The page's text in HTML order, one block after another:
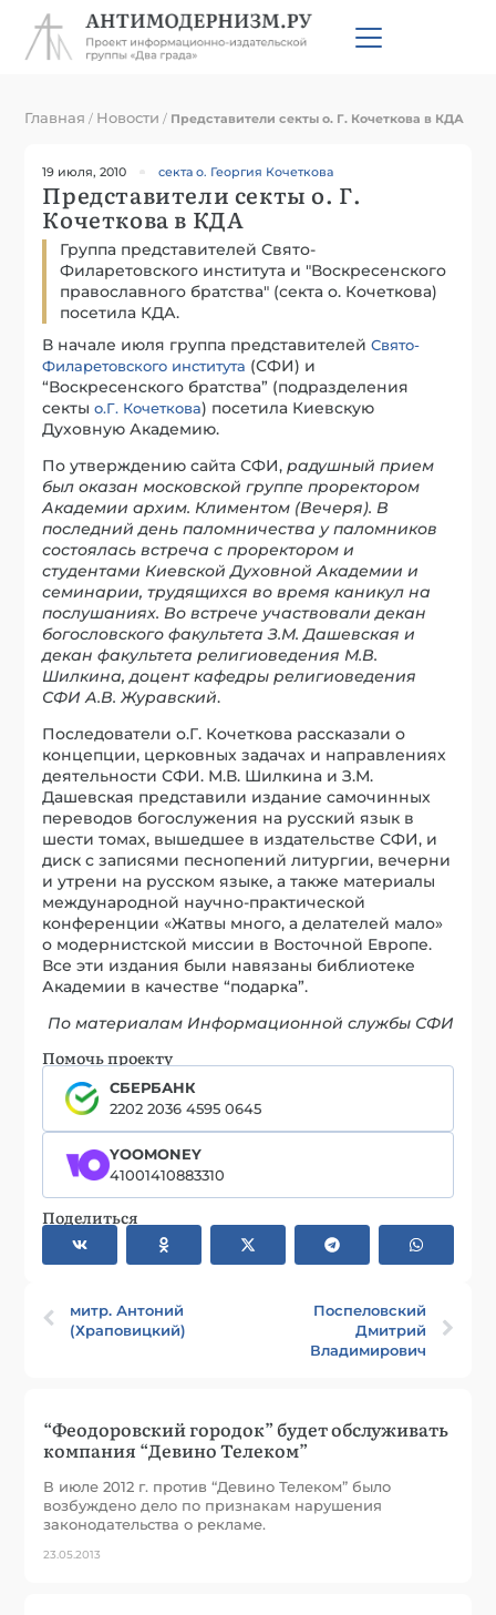
Главная / Новости / Представители секты о. Г. Кочеткова в КДА
19 июля, 2010 секта о. Георгия Кочеткова
Представители секты о. Г.
Кочеткова в КДА
Группа представителей Свято-
Филаретовского института и "Воскресенского
православного братства" (секта о. Кочеткова)
посетила КДА.
В начале июля группа представителейСвято-
Филаретовского института (СФИ) и
“Воскресенского братства” (подразделения
сектыо.Г. Кочеткова) посетила Киевскую
Духовную Академию.
По утверждению сайта СФИ,радушный прием
был оказан московской группе проректором
Академии архим. Климентом (Вечеря). В
последний день паломничества у паломников
состоялась встреча с проректором и
студентами Киевской Духовной Академии и
семинарии, трудящихся во время каникул на
послушаниях. Во встрече участвовали декан
богословского факультета З.М. Дашевская и
декан факультета религиоведения М.В.
Шилкина, доцент кафедры религиоведения
СФИ А.В. Журавский.
Последователи о.Г. Кочеткова рассказали о
концепции, церковных задачах и направлениях
деятельности СФИ. М.В. Шилкина и З.М.
Дашевская представили издание самочинных
переводов богослужения на русский язык в
шести томах, вышедшее в издательстве СФИ, и
диск с записями песнопений литургии, вечерни
и утрени на русском языке, а также материалы
международной научно-практической
конференции «Жатвы много, а делателей мало»
о модернистской миссии в Восточной Европе.
Все эти издания были навязаны библиотеке
Академии в качестве “подарка”.
По материалам Информационной службы СФИ
Помочь проекту
СБЕРБАНК
2202 2036 4595 0645
YOOMONEY
41001410883310
Поделиться
митр. Антоний
(Храповицкий)
Поспеловский
Дмитрий
Владимирович
“Феодоровский городок” будет обслуживать
компания “Девино Телеком”
В июле 2012 г. против “Девино Телеком” было
возбуждено дело по признакам нарушения
законодательства о рекламе.
23.05.2013